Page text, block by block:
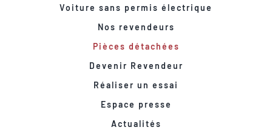
Voiture sans permis électrique
Nos revendeurs
Pièces détachées
Devenir Revendeur
Réaliser un essai
Espace presse
Actualités